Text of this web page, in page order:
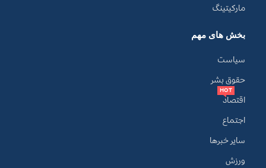
مارکیتینگ
بخش های مهم
سیاست
حقوق بشر
اقتصاد
HOT
اجتماع
سایر خبرها
ورزش